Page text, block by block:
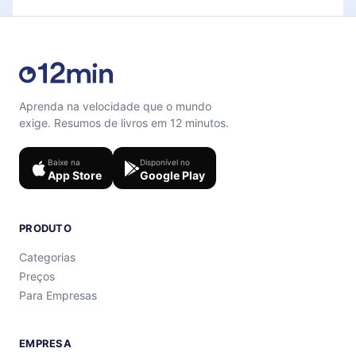
Aprenda na velocidade que o mundo
exige. Resumos de livros em 12 minutos.
Baixe na
App Store
Disponível no
Google Play
PRODUTO
Categorias
Preços
Para Empresas
EMPRESA